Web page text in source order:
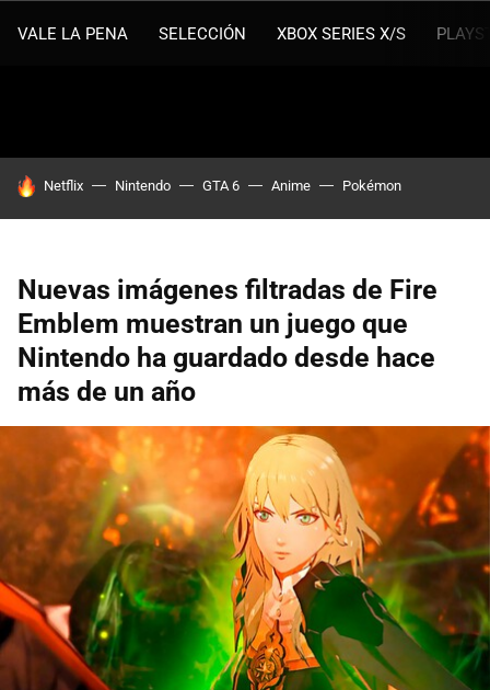
VALE LA PENA SELECCIÓN XBOX SERIES X/S
HOY SE HABLA DE
Netflix Nintendo GTA 6 Anime Pokémon
Nuevas imágenes filtradas de Fire
Emblem muestran un juego que
Nintendo ha guardado desde hace
más de un año